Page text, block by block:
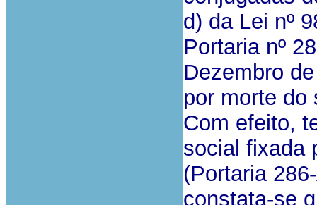
d) da Lei nº
Portaria nº
Dezembro
por morte do
Com efeito,
social fixada
(Portaria
constata-se